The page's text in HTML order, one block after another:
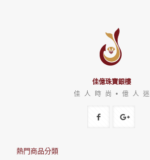
佳億珠寶銀樓
佳 人 時 尚 • 億 人 迷
熱門商品分類